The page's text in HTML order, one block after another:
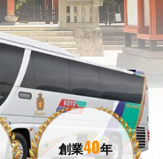
創業40年